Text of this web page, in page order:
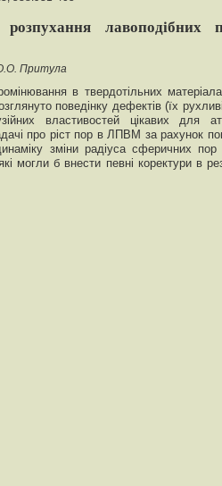
лавоподібних
Притула
в твердотільних
поведінку дефектів (їх
властивостей цікавих для
про ріст пор в ЛПВМ за рахунок
зміни радіуса сферичних
могли б внести певні коректури в